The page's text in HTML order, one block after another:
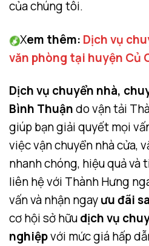
của chúng tôi.
Xem thêm: Dịch vụ
văn phòng tại huyện Củ
Dịch vụ chuyển nhà,
Bình Thuậndo vận tải
giúp bạn giải quyết mọi
việc vận chuyển nhà cửa,
nhanh chóng, hiệu quả và
liên hệ với Thành Hưng
vấn và nhận ngayưu đãi
cơ hội sở hữudịch vụ
nghiệpvới mức giá hấp